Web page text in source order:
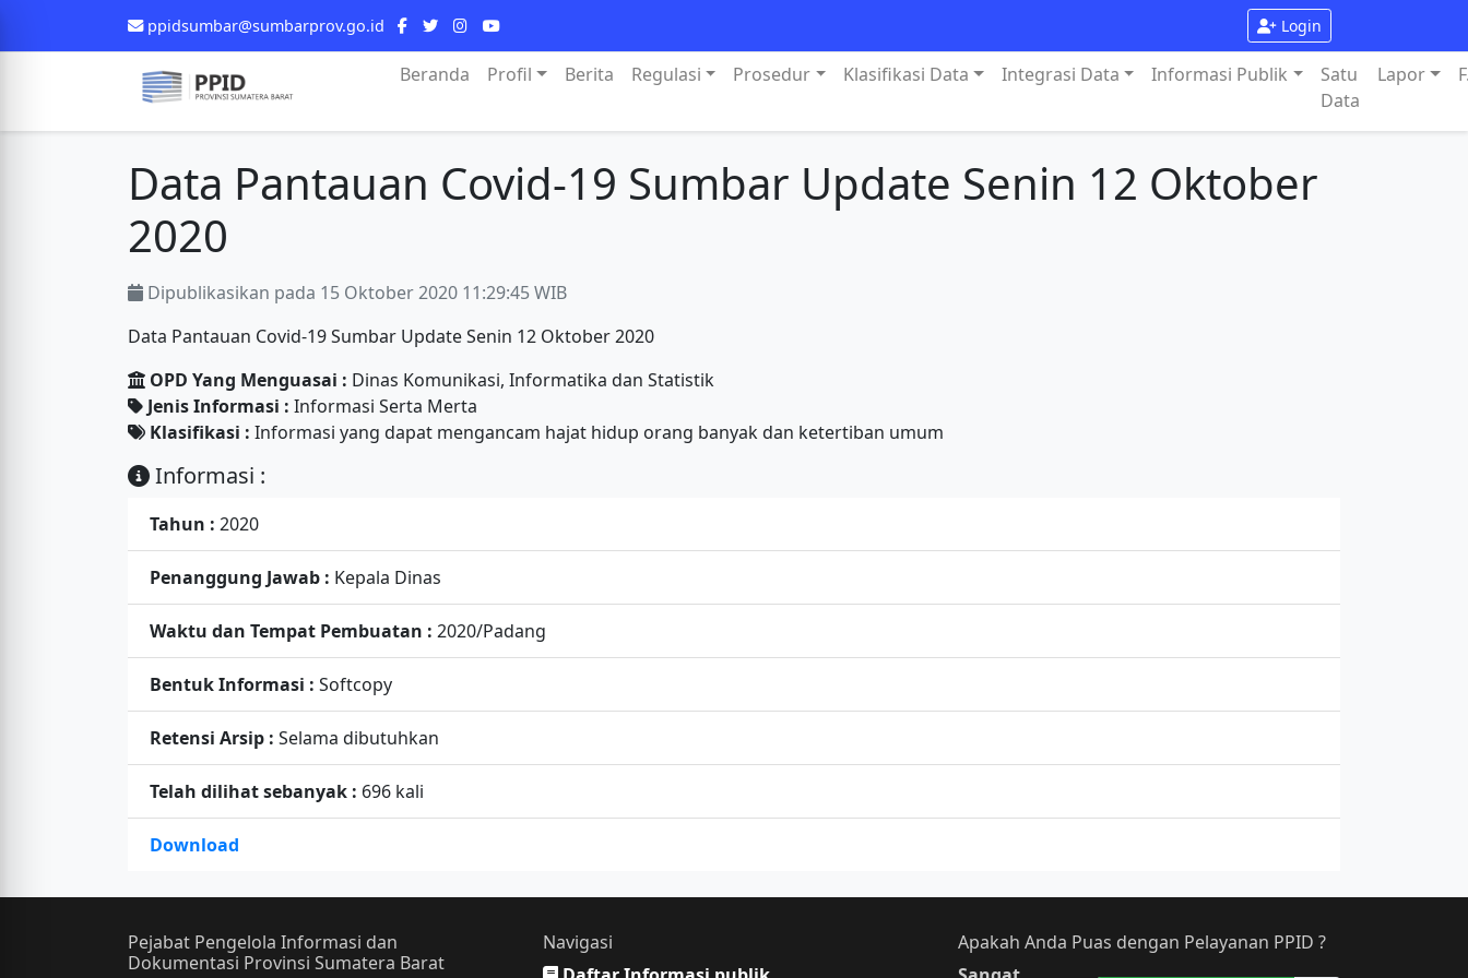
ppidsumbar@sumbarprov.go.id Login
Beranda Profil Berita Regulasi Prosedur Klasifikasi Data Integrasi Data Informasi Publik
Satu
Data
Lapor
Data Pantauan Covid-19 Sumbar Update Senin 12 Oktober
2020
Dipublikasikan pada 15 Oktober 2020 11:29:45 WIB
Data Pantauan Covid-19 Sumbar Update Senin 12 Oktober 2020
OPD Yang Menguasai : Dinas Komunikasi, Informatika dan Statistik
Jenis Informasi : Informasi Serta Merta
Klasifikasi : Informasi yang dapat mengancam hajat hidup orang banyak dan ketertiban umum
Informasi :
Tahun : 2020
Penanggung Jawab : Kepala Dinas
Waktu dan Tempat Pembuatan : 2020/Padang
Bentuk Informasi : Softcopy
Retensi Arsip : Selama dibutuhkan
Telah dilihat sebanyak : 696 kali
Download
Pejabat Pengelola Informasi dan
Dokumentasi Provinsi Sumatera Barat
Navigasi
Apakah Anda Puas dengan Pelayanan PPID ?